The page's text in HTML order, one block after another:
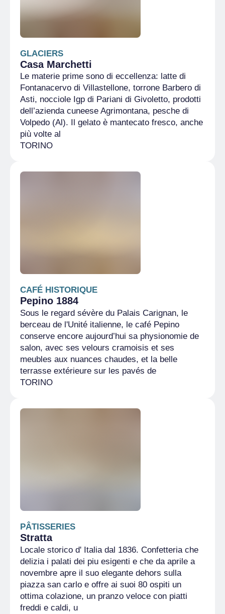
GLACIERS
Casa Marchetti
Le materie prime sono di eccellenza: latte di
Fontanacervo di Villastellone, torrone Barbero di
Asti, nocciole Igp di Pariani di Givoletto, prodotti
dell’azienda cuneese Agrimontana, pesche di
Volpedo (Al). Il gelato è mantecato fresco, anche
più volte al
TORINO
CAFÉ HISTORIQUE
Pepino 1884
Sous le regard sévère du Palais Carignan, le
berceau de l'Unité italienne, le café Pepino
conserve encore aujourd’hui sa physionomie de
salon, avec ses velours cramoisis et ses
meubles aux nuances chaudes, et la belle
terrasse extérieure sur les pavés de
TORINO
PÂTISSERIES
Stratta
Locale storico d' Italia dal 1836. Confetteria che
delizia i palati dei piu esigenti e che da aprile a
novembre apre il suo elegante dehors sulla
piazza san carlo e offre ai suoi 80 ospiti un
ottima colazione, un pranzo veloce con piatti
freddi e caldi, u